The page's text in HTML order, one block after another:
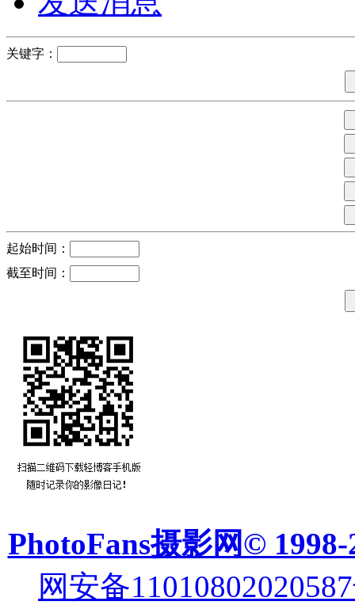
关键字：
起始时间：
截至时间：
PhotoFans摄影网© 1998-
网安备